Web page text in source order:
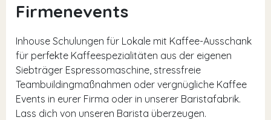
Firmenevents
Inhouse Schulungen für Lokale mit Kaffee-Ausschank
für perfekte Kaffeespezialitäten aus der eigenen
Siebträger Espressomaschine, stressfreie
Teambuildingmaßnahmen oder vergnügliche Kaffee
Events in eurer Firma oder in unserer Baristafabrik.
Lass dich von unseren Barista überzeugen.